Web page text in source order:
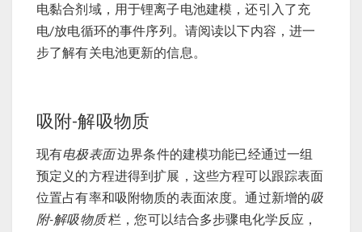
电黏合剂域，用于锂离子电池建模，还引入了充
电/放电循环的事件序列。请阅读以下内容，进一
步了解有关电池更新的信息。
吸附-解吸物质
现有电极表面边界条件的建模功能已经通过一组
预定义的方程进得到扩展，这些方程可以跟踪表面
位置占有率和吸附物质的表面浓度。通过新增的吸
附-解吸物质栏，您可以结合多步骤电化学反应，